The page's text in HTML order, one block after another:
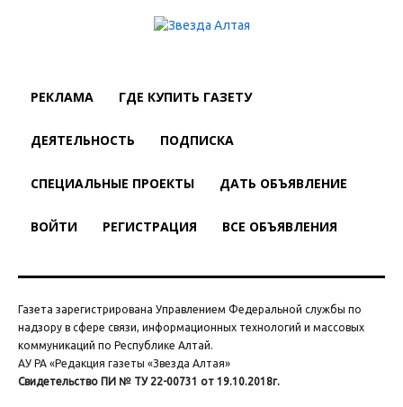
РЕКЛАМА ГДЕ КУПИТЬ ГАЗЕТУ
ДЕЯТЕЛЬНОСТЬ ПОДПИСКА
СПЕЦИАЛЬНЫЕ ПРОЕКТЫ ДАТЬ ОБЪЯВЛЕНИЕ
ВОЙТИ РЕГИСТРАЦИЯ ВСЕ ОБЪЯВЛЕНИЯ
Газета зарегистрирована Управлением Федеральной службы по
надзору в сфере связи, информационных технологий и массовых
коммуникаций по Республике Алтай.
АУ РА «Редакция газеты «Звезда Алтая»
Свидетельство ПИ № ТУ 22-00731 от 19.10.2018г.